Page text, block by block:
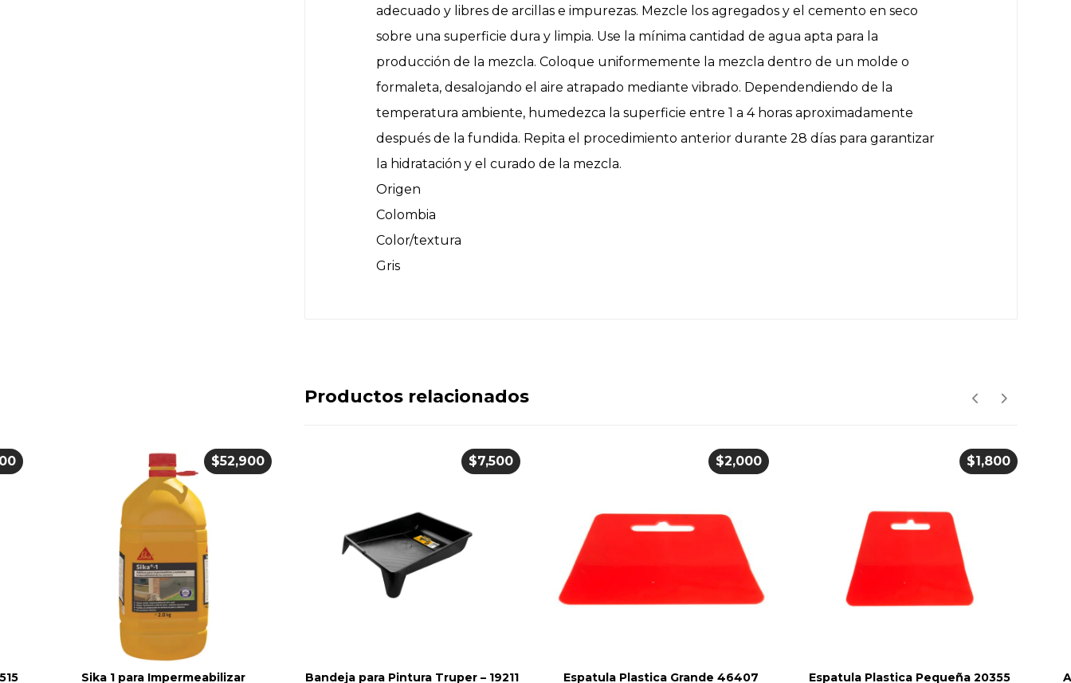
adecuado y libres de arcillas e impurezas. Mezcle los agregados y el cemento en seco
sobre una superficie dura y limpia. Use la mínima cantidad de agua apta para la
producción de la mezcla. Coloque uniformemente la mezcla dentro de un molde o
formaleta, desalojando el aire atrapado mediante vibrado. Dependendiendo de la
temperatura ambiente, humedezca la superficie entre 1 a 4 horas aproximadamente
después de la fundida. Repita el procedimiento anterior durante 28 días para garantizar
la hidratación y el curado de la mezcla.
Origen
Colombia
Color/textura
Gris
Productos relacionados
Sika 1 para Impermeabilizar
$52,900
Bandeja para Pintura Truper – 19211
$7,500
Espatula Plastica Grande 46407
$2,000
Espatula Plastica Pequeña 20355
$1,800